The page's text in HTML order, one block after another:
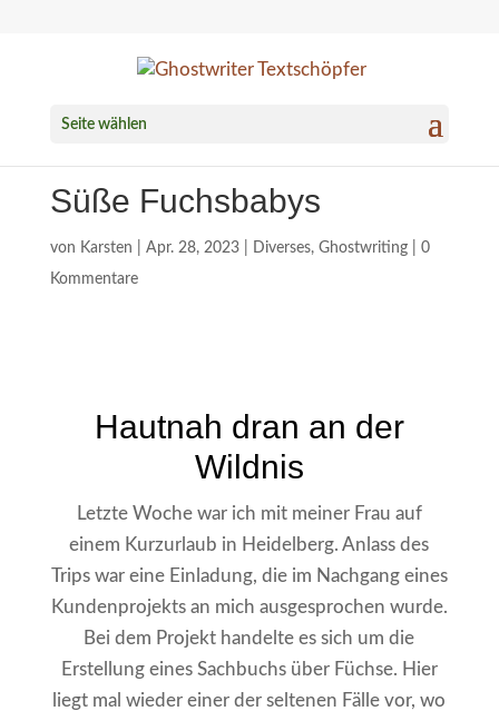
Seite wählen
Süße Fuchsbabys
von Karsten Apr. 28, 2023| Diverses, Ghostwriting| 0
Kommentare
Hautnah dran an der
Wildnis
Letzte Woche war ich mit meiner Frau auf
einem Kurzurlaub in Heidelberg. Anlass des
Trips war eine Einladung, die im Nachgang eines
Kundenprojekts an mich ausgesprochen wurde.
Bei dem Projekt handelte es sich um die
Erstellung eines Sachbuchs über Füchse. Hier
liegt mal wieder einer der seltenen Fälle vor, wo